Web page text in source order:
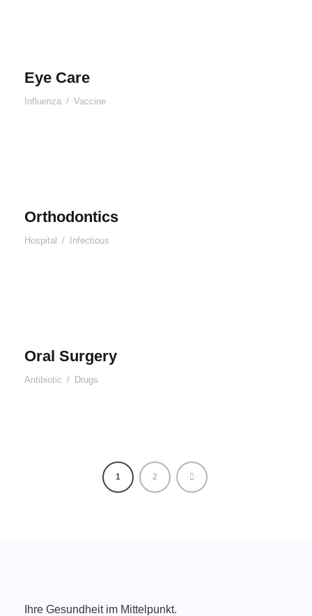
Eye Care
Influenza / Vaccine
Orthodontics
Hospital / Infectious
Oral Surgery
Antibiotic / Drugs
1 2
Ihre Gesundheit im Mittelpunkt.